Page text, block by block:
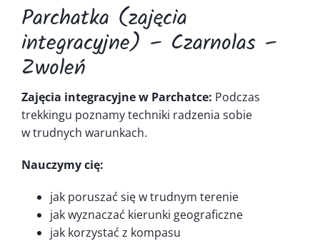
Parchatka (zajęcia
integracyjne) – Czarnolas –
Zwoleń
Zajęcia integracyjne w Parchatce: Podczas
trekkingu poznamy techniki radzenia sobie
w trudnych warunkach.
Nauczymy cię:
jak poruszać się w trudnym terenie
jak wyznaczać kierunki geograficzne
jak korzystać z kompasu